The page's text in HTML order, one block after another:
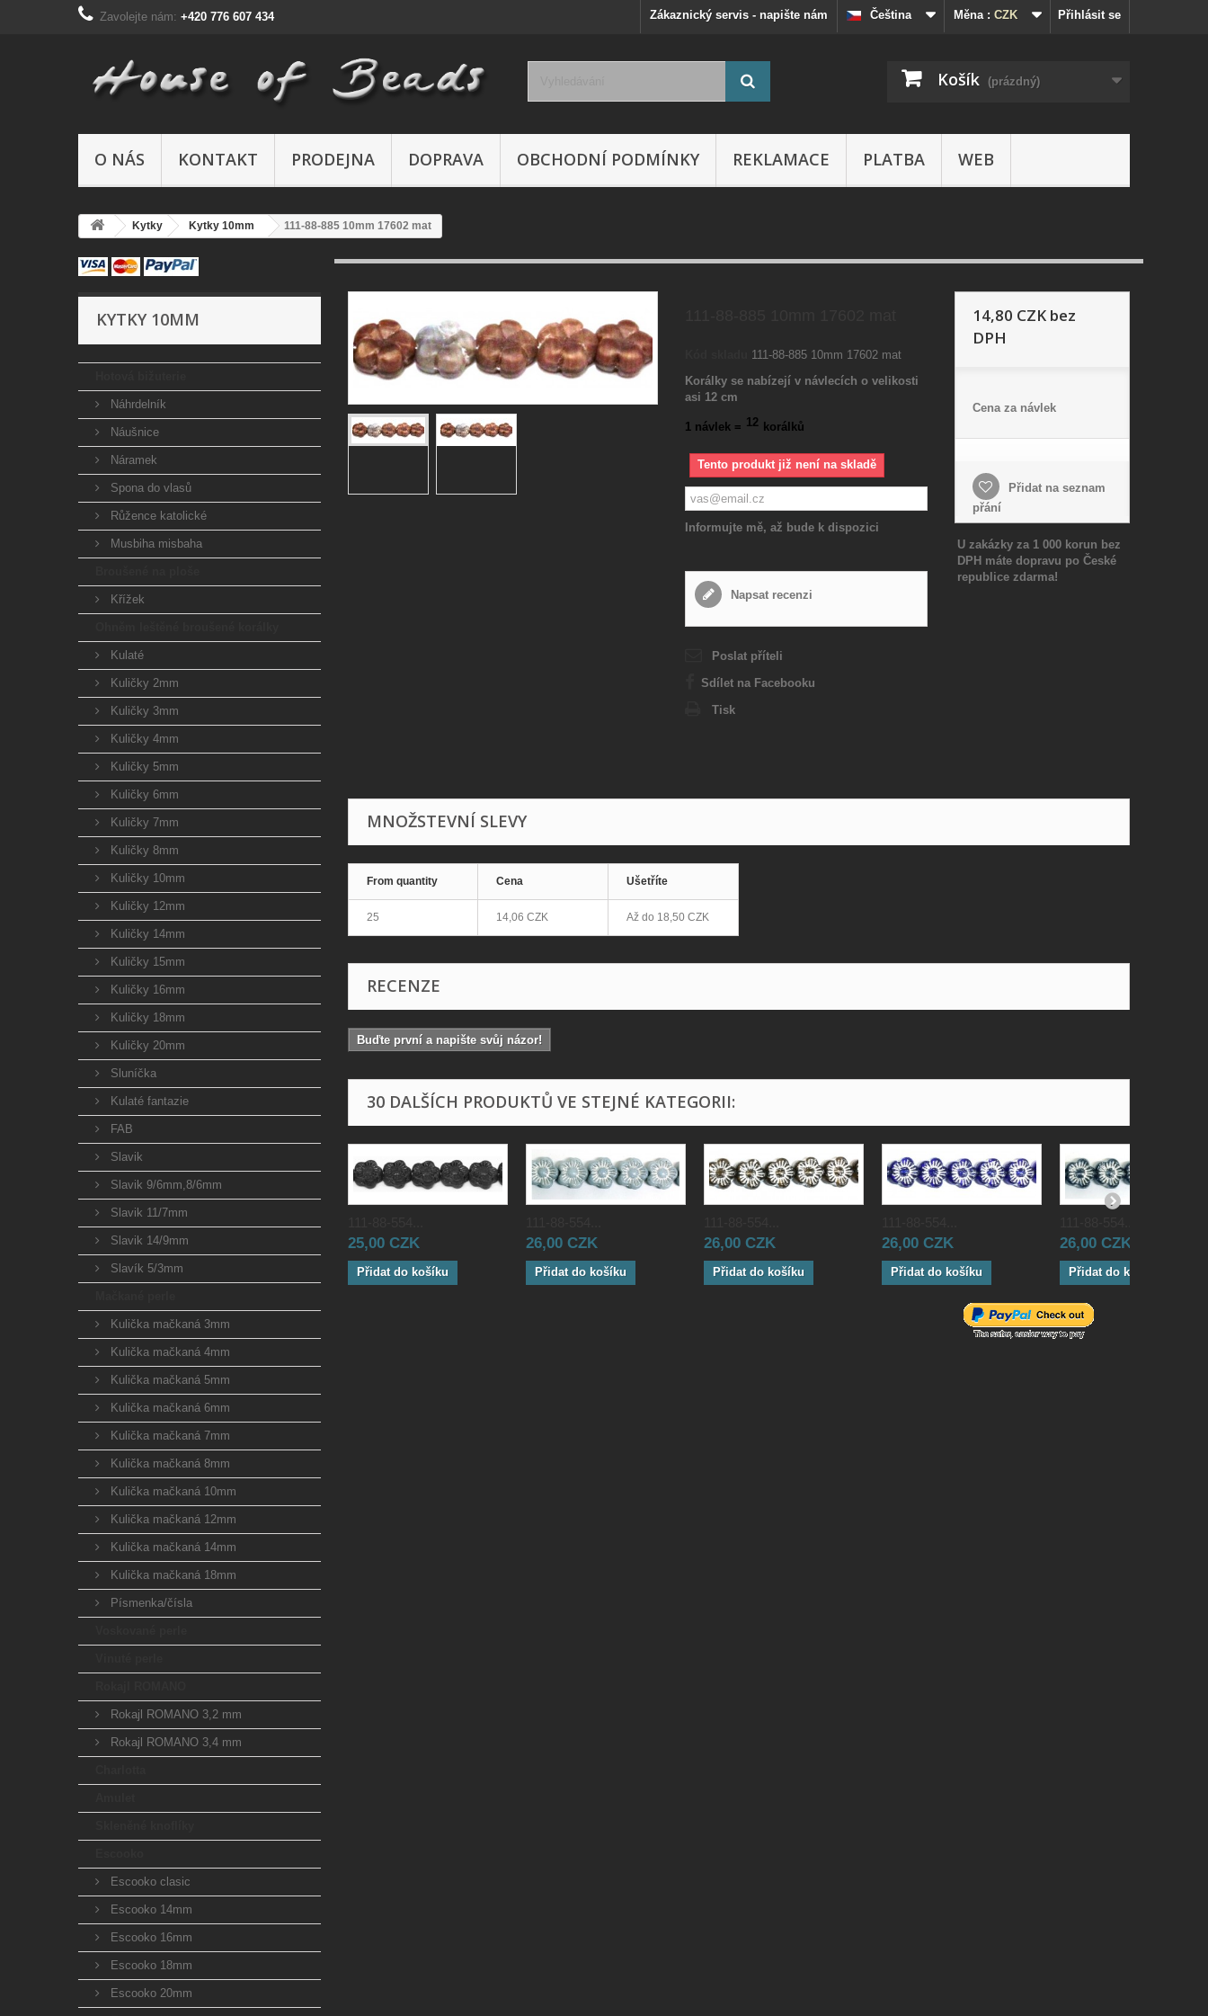
Přihlásit se
Měna : CZK
Čeština
Zákaznický servis - napište nám
Zavolejte nám: +420 776 607 434
Košík (prázdný)
O NÁS KONTAKT PRODEJNA DOPRAVA OBCHODNÍ PODMÍNKY REKLAMACE PLATBA WEB
Kytky Kytky 10mm 111-88-885 10mm 17602 mat
KYTKY 10MM
Náhrdelník
Náušnice
Náramek
Spona do vlasů
Růžence katolické
Musbiha misbaha
Křížek
Kulaté
Kuličky 2mm
Kuličky 3mm
Kuličky 4mm
Kuličky 5mm
Kuličky 6mm
Kuličky 7mm
Kuličky 8mm
Kuličky 10mm
Kuličky 12mm
Kuličky 14mm
Kuličky 15mm
Kuličky 16mm
Kuličky 18mm
Kuličky 20mm
Sluníčka
Kulaté fantazie
FAB
Slavik
Slavik 9/6mm,8/6mm
Slavik 11/7mm
Slavik 14/9mm
Slavík 5/3mm
Kulička mačkaná 3mm
Kulička mačkaná 4mm
Kulička mačkaná 5mm
Kulička mačkaná 6mm
Kulička mačkaná 7mm
Kulička mačkaná 8mm
Kulička mačkaná 10mm
Kulička mačkaná 12mm
Kulička mačkaná 14mm
Kulička mačkaná 18mm
Písmenka/čísla
Rokajl ROMANO 3,2 mm
Rokajl ROMANO 3,4 mm
Escooko clasic
Escooko 14mm
Escooko 16mm
Escooko 18mm
Escooko 20mm
111-88-885 10mm 17602 mat
Korálky se nabízejí v návlecích o velikosti
asi 12 cm
1 návlek = 12 korálků
Tento produkt již není na skladě
Informujte mě, až bude k dispozici
Napsat recenzi
Poslat příteli
Sdílet na Facebooku
Tisk
14,80 CZKbez
DPH
Cena za návlek
Přidat na seznam
přání
U zakázky za 1 000 korun bez
DPH máte dopravu po České
republice zdarma!
MNOŽSTEVNÍ SLEVY
From quantity Cena Ušetříte
25 14,06 CZK Až do 18,50 CZK
RECENZE
Buďte první a napište svůj názor!
30 DALŠÍCH PRODUKTŮ VE STEJNÉ KATEGORII:
25,00 CZK
Přidat do košíku
26,00 CZK
Přidat do košíku
26,00 CZK
Přidat do košíku
26,00 CZK
Přidat do košíku
26,00 CZK
Přidat do košíku